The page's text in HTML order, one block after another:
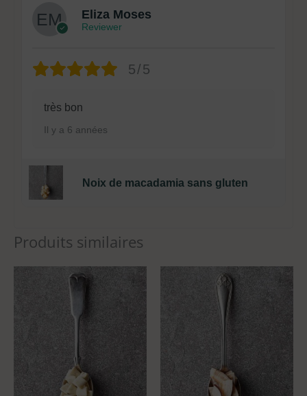
Eliza Moses
Reviewer
5/5
très bon
Il y a 6 années
Noix de macadamia sans gluten
Produits similaires